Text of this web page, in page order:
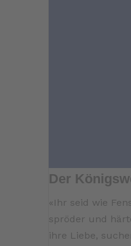
Der
«Ihr seid wie
spröder und
ihre Liebe,